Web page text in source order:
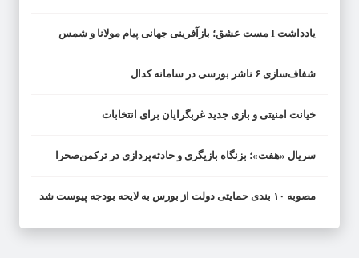
یادداشت I مست عشق؛ بازآفرینی جهانی پیام مولانا و شمس
شفاف‌سازی ۶ ناشر بورسی در سامانه کدال
خیانت امنیتی و بازی جدید غربگرایان برای انتخابات
سریال «هفت»؛ بزنگاه بازیگری و حادثه‌پردازی در ترکمن‌صحرا
مصوبه ۱۰ بندی حمایتی دولت از بورس به لایحه بودجه پیوست شد